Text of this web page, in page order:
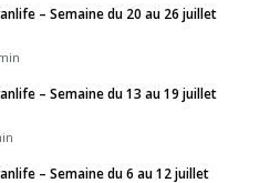
– Semaine du 20 au 26 juillet
– Semaine du 13 au 19 juillet
– Semaine du 6 au 12 juillet